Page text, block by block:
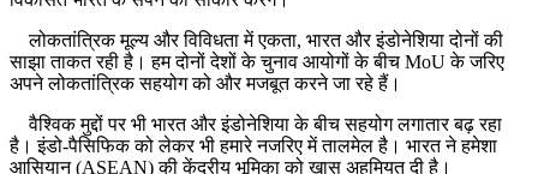
लोकतांत्रिक मूल्य और विविधता में एकता, भारत और इंडोनेशिया दोनों की
साझा ताकत रही है। हम दोनों देशों के चुनाव आयोगों के बीच MoU के जरिए
अपने लोकतांत्रिक सहयोग को और मजबूत करने जा रहे हैं।
वैश्विक मुद्दों पर भी भारत और इंडोनेशिया के बीच सहयोग लगातार बढ़ रहा
है। इंडो-पैसिफिक को लेकर भी हमारे नजरिए में तालमेल है। भारत ने हमेशा
आसियान (ASEAN) की केंद्रीय भूमिका को खास अहमियत दी है।